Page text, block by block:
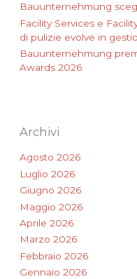
Bauunternehmung
Facility Services e
di pulizie evolve in
Bauunternehmung
Awards 2026
Archivi
Agosto 2026
Luglio 2026
Giugno 2026
Maggio 2026
Aprile 2026
Marzo 2026
Febbraio 2026
Gennaio 2026